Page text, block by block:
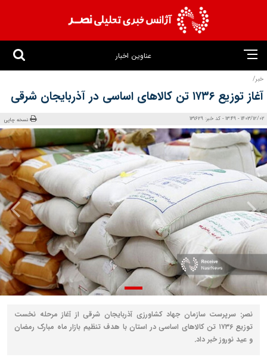
عناوین اخبار
خبر/
آغاز توزیع ۱۷۳۶ تن کالا‌های اساسی در آذربایجان شرقی
1403/12/02 - 13:49 - کد خبر: 131629 نسخه چاپی
نصر: سرپرست سازمان جهاد کشاورزی آذربایجان شرقی از آغاز مرحله نخست
توزیع ۱۷۳۶ تن کالا‌های اساسی در استان با هدف تنظیم بازار ماه مبارک رمضان
و عید نوروز خبر داد.